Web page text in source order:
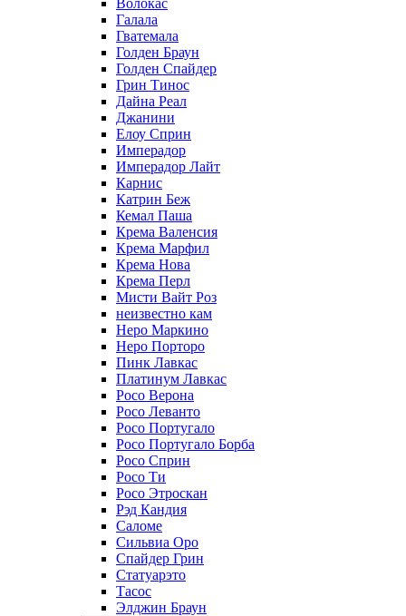
Волокас
Галала
Гватемала
Голден Браун
Голден Спайдер
Грин Тинос
Дайна Реал
Джанини
Елоу Сприн
Имперадор
Имперадор Лайт
Карнис
Катрин Беж
Кемал Паша
Крема Валенсия
Крема Марфил
Крема Нова
Крема Перл
Мисти Вайт Роз
неизвестно кам
Неро Маркино
Неро Порторо
Пинк Лавкаc
Платинум Лавкас
Росо Верона
Росо Леванто
Росо Португало
Росо Португало Борба
Росо Сприн
Росо Ти
Росо Этроскан
Рэд Кандия
Саломе
Сильвиа Оро
Спайдер Грин
Статуарэто
Тасос
Элджин Браун